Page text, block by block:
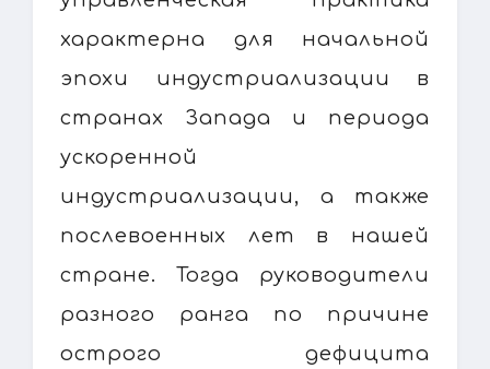
характерна для начальной
эпохи индустриализации в
странах Запада и периода
ускоренной
индустриализации, а также
послевоенных лет в нашей
стране. Тогда руководители
разного ранга по причине
острого дефицита